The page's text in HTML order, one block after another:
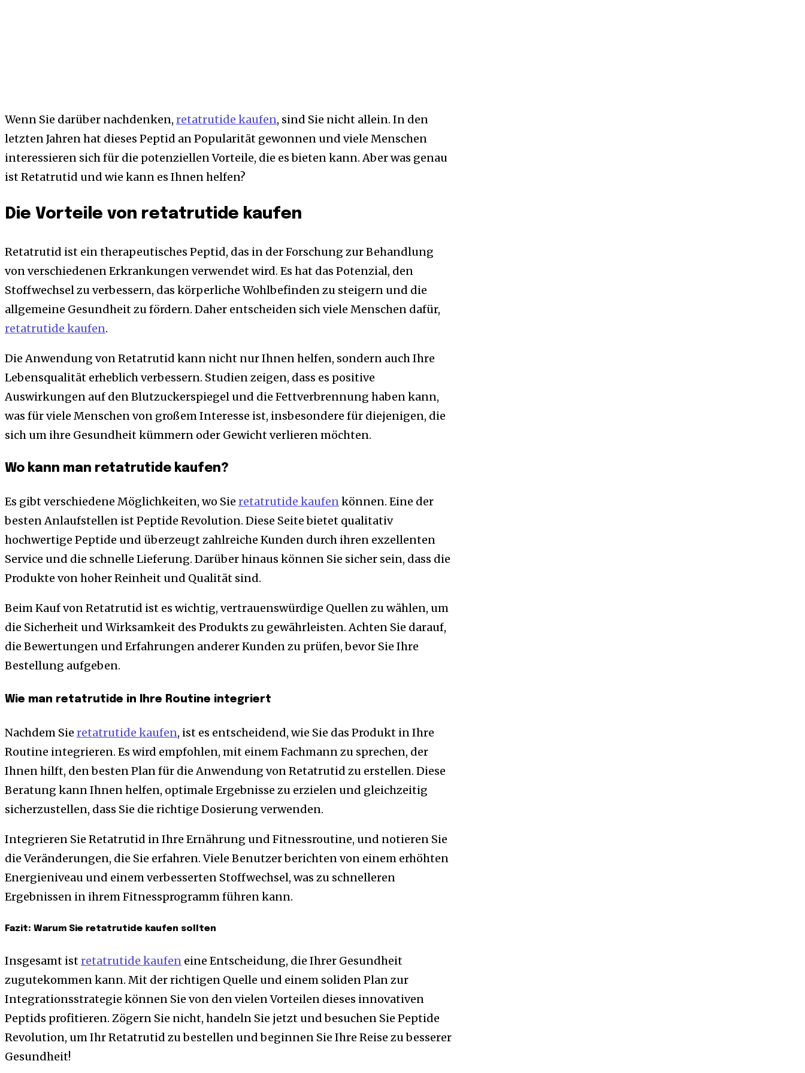
Wenn Sie darüber nachdenken, retatrutide kaufen, sind Sie nicht allein. In den
letzten Jahren hat dieses Peptid an Popularität gewonnen und viele Menschen
interessieren sich für die potenziellen Vorteile, die es bieten kann. Aber was genau
ist Retatrutid und wie kann es Ihnen helfen?
Die Vorteile von retatrutide kaufen
Retatrutid ist ein therapeutisches Peptid, das in der Forschung zur Behandlung
von verschiedenen Erkrankungen verwendet wird. Es hat das Potenzial, den
Stoffwechsel zu verbessern, das körperliche Wohlbefinden zu steigern und die
allgemeine Gesundheit zu fördern. Daher entscheiden sich viele Menschen dafür,
retatrutide kaufen.
Die Anwendung von Retatrutid kann nicht nur Ihnen helfen, sondern auch Ihre
Lebensqualität erheblich verbessern. Studien zeigen, dass es positive
Auswirkungen auf den Blutzuckerspiegel und die Fettverbrennung haben kann,
was für viele Menschen von großem Interesse ist, insbesondere für diejenigen, die
sich um ihre Gesundheit kümmern oder Gewicht verlieren möchten.
Wo kann man retatrutide kaufen?
Es gibt verschiedene Möglichkeiten, wo Sie retatrutide kaufenkönnen. Eine der
besten Anlaufstellen ist Peptide Revolution. Diese Seite bietet qualitativ
hochwertige Peptide und überzeugt zahlreiche Kunden durch ihren exzellenten
Service und die schnelle Lieferung. Darüber hinaus können Sie sicher sein, dass die
Produkte von hoher Reinheit und Qualität sind.
Beim Kauf von Retatrutid ist es wichtig, vertrauenswürdige Quellen zu wählen, um
die Sicherheit und Wirksamkeit des Produkts zu gewährleisten. Achten Sie darauf,
die Bewertungen und Erfahrungen anderer Kunden zu prüfen, bevor Sie Ihre
Bestellung aufgeben.
Wie man retatrutide in Ihre Routine integriert
Nachdem Sie retatrutide kaufen, ist es entscheidend, wie Sie das Produkt in Ihre
Routine integrieren. Es wird empfohlen, mit einem Fachmann zu sprechen, der
Ihnen hilft, den besten Plan für die Anwendung von Retatrutid zu erstellen. Diese
Beratung kann Ihnen helfen, optimale Ergebnisse zu erzielen und gleichzeitig
sicherzustellen, dass Sie die richtige Dosierung verwenden.
Integrieren Sie Retatrutid in Ihre Ernährung und Fitnessroutine, und notieren Sie
die Veränderungen, die Sie erfahren. Viele Benutzer berichten von einem erhöhten
Energieniveau und einem verbesserten Stoffwechsel, was zu schnelleren
Ergebnissen in ihrem Fitnessprogramm führen kann.
Fazit: Warum Sie retatrutide kaufen sollten
Insgesamt istretatrutide kaufen eine Entscheidung, die Ihrer Gesundheit
zugutekommen kann. Mit der richtigen Quelle und einem soliden Plan zur
Integrationsstrategie können Sie von den vielen Vorteilen dieses innovativen
Peptids profitieren. Zögern Sie nicht, handeln Sie jetzt und besuchen Sie Peptide
Revolution, um Ihr Retatrutid zu bestellen und beginnen Sie Ihre Reise zu besserer
Gesundheit!